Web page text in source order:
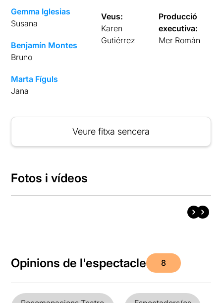
Gemma Iglesias
Susana
Benjamín Montes
Bruno
Marta Fíguls
Jana
Veus:
Karen
Gutiérrez
Producció
executiva:
Mer Román
Veure fitxa sencera
Fotos i vídeos
Opinions de l'espectacle 8